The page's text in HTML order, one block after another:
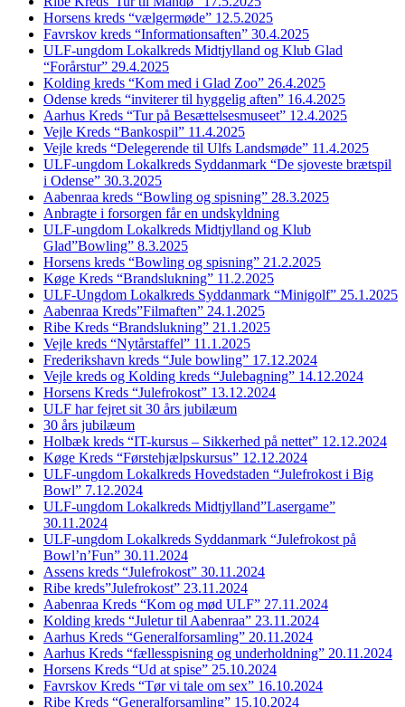
Horsens kreds “vælgermøde” 12.5.2025
Favrskov kreds “Informationsaften” 30.4.2025
ULF-ungdom Lokalkreds Midtjylland og Klub Glad
“Forårstur” 29.4.2025
Kolding kreds “Kom med i Glad Zoo” 26.4.2025
Odense kreds “inviterer til hyggelig aften” 16.4.2025
Aarhus Kreds “Tur på Besættelsesmuseet” 12.4.2025
Vejle Kreds “Bankospil” 11.4.2025
Vejle kreds “Delegerende til Ulfs Landsmøde” 11.4.2025
ULF-ungdom Lokalkreds Syddanmark “De sjoveste brætspil
i Odense” 30.3.2025
Aabenraa kreds “Bowling og spisning” 28.3.2025
Anbragte i forsorgen får en undskyldning
ULF-ungdom Lokalkreds Midtjylland og Klub
Glad”Bowling” 8.3.2025
Horsens kreds “Bowling og spisning” 21.2.2025
Køge Kreds “Brandslukning” 11.2.2025
ULF-Ungdom Lokalkreds Syddanmark “Minigolf” 25.1.2025
Aabenraa Kreds”Filmaften” 24.1.2025
Ribe Kreds “Brandslukning” 21.1.2025
Vejle kreds “Nytårstaffel” 11.1.2025
Frederikshavn kreds “Jule bowling” 17.12.2024
Vejle kreds og Kolding kreds “Julebagning” 14.12.2024
Horsens Kreds “Julefrokost” 13.12.2024
ULF har fejret sit 30 års jubilæum
30 års jubilæum
Holbæk kreds “IT-kursus – Sikkerhed på nettet” 12.12.2024
Køge Kreds “Førstehjælpskursus” 12.12.2024
ULF-ungdom Lokalkreds Hovedstaden “Julefrokost i Big
Bowl” 7.12.2024
ULF-ungdom Lokalkreds Midtjylland”Lasergame”
30.11.2024
ULF-ungdom Lokalkreds Syddanmark “Julefrokost på
Bowl’n’Fun” 30.11.2024
Assens kreds “Julefrokost” 30.11.2024
Ribe kreds”Julefrokost” 23.11.2024
Aabenraa Kreds “Kom og mød ULF” 27.11.2024
Kolding kreds “Juletur til Aabenraa” 23.11.2024
Aarhus Kreds “Generalforsamling” 20.11.2024
Aarhus Kreds “fællesspisning og underholdning” 20.11.2024
Horsens Kreds “Ud at spise” 25.10.2024
Favrskov Kreds “Tør vi tale om sex” 16.10.2024
Ribe Kreds “Generalforsamling” 15.10.2024